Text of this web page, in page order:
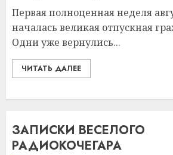
Первая полноценная неделя
началась великая отпускная
Одни уже вернулись...
ЧИТАТЬ ДАЛЕЕ
ЗАПИСКИ ВЕСЕЛОГО
РАДИОКОЧЕГАРА